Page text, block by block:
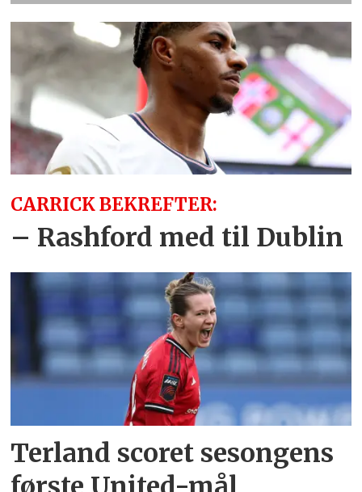
CARRICK BEKREFTER:
– Rashford med til Dublin
Terland scoret sesongens